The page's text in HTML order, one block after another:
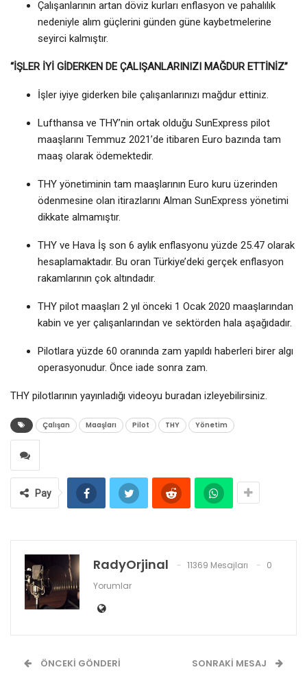
Çalışanlarının artan döviz kurları enflasyon ve pahalılık
nedeniyle alım güçlerini günden güne kaybetmelerine
seyirci kalmıştır.
“İŞLER İYİ GİDERKEN DE ÇALIŞANLARINIZI MAĞDUR ETTİNİZ”
İşler iyiye giderken bile çalışanlarınızı mağdur ettiniz.
Lufthansa ve THY’nin ortak olduğu SunExpress pilot
maaşlarını Temmuz 2021’de itibaren Euro bazında tam
maaş olarak ödemektedir.
THY yönetiminin tam maaşlarının Euro kuru üzerinden
ödenmesine olan itirazlarını Alman SunExpress yönetimi
dikkate almamıştır.
THY ve Hava İş son 6 aylık enflasyonu yüzde 25.47 olarak
hesaplamaktadır. Bu oran Türkiye’deki gerçek enflasyon
rakamlarının çok altındadır.
THY pilot maaşları 2 yıl önceki 1 Ocak 2020 maaşlarından
kabin ve yer çalışanlarından ve sektörden hala aşağıdadır.
Pilotlara yüzde 60 oranında zam yapıldı haberleri birer algı
operasyonudur. Önce iade sonra zam.
THY pilotlarının yayınladığı videoyu buradan izleyebilirsiniz.
Çalışan Maaşları Pilot THY Yönetim
Pay
RadyOrjinal 11369 Mesajları
0
Yorumlar
ÖNCEKI GÖNDERI SONRAKI MESAJ